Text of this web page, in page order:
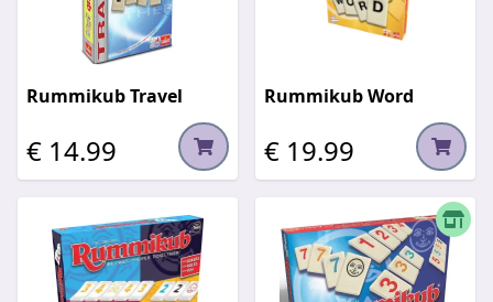
Rummikub Travel
€ 14.99
Rummikub Word
€ 19.99